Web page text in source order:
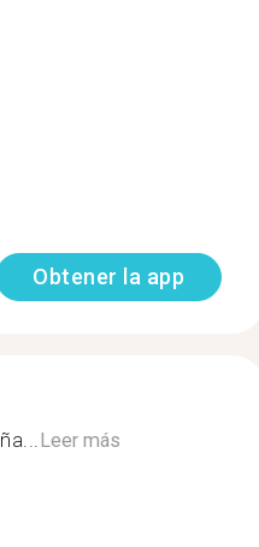
Obtener la app
Leer más